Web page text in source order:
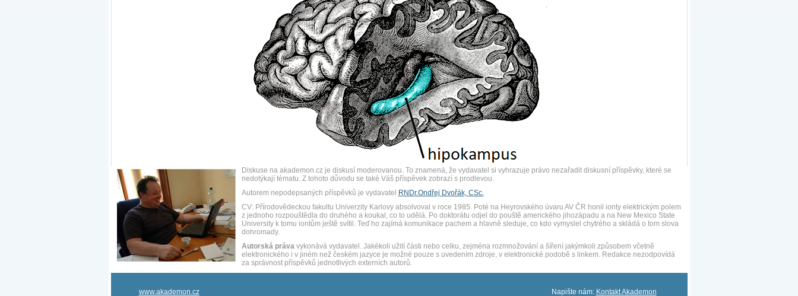
Diskuse na akademon.cz je diskusí moderovanou. To znamená, že vydavatel si vyhrazuje právo nezařadit diskusní příspěvky, které se
nedotýkají tématu. Z tohoto důvodu se také Váš příspěvek zobrazí s prodlevou.
Autorem nepodepsaných příspěvků je vydavatel RNDr.Ondřej Dvořák, CSc.
CV: Přírodovědeckou fakultu Univerzity Karlovy absolvoval v roce 1985. Poté na Heyrovského úvaru AV ČR honil ionty elektrickým polem
z jednoho rozpouštědla do druhého a koukal, co to udělá. Po doktorátu odjel do pouště amerického jihozápadu a na New Mexico State
University k tomu iontům ještě svítil. Teď ho zajímá komunikace pachem a hlavně sleduje, co kdo vymyslel chytrého a skládá o tom slova
dohromady.
Autorská právavykonává vydavatel. Jakékoli užití části nebo celku, zejména rozmnožování a šíření jakýmkoli způsobem včetně
elektronického i v jiném než českém jazyce je možné pouze s uvedením zdroje, v elektronické podobě s linkem. Redakce nezodpovídá
za správnost příspěvků jednotlivých externích autorů.
www.akademon.cz Napište nám: Kontakt Akademon